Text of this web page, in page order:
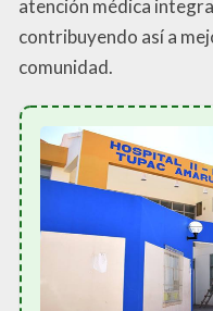
atención médica
contribuyendo así a
comunidad.